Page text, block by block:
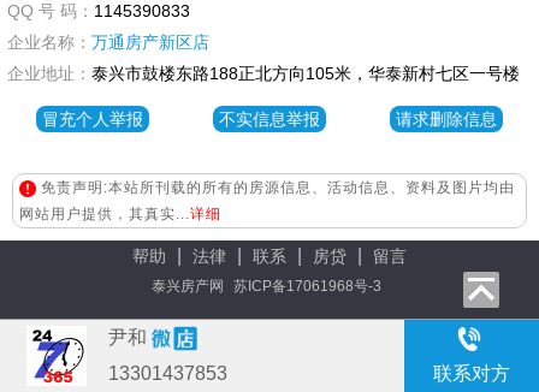
QQ 号 码： 1145390833
企业名称： 万通房产新区店
企业地址： 泰兴市鼓楼东路188正北方向105米，华泰新村七区一号楼
冒充个人举报 不实信息举报 请求删除信息
免责声明:本站所刊载的所有的房源信息、活动信息、资料及图片均由
网站用户提供，其真实...详细
帮助 法律 联系 房贷 留言
泰兴房产网 苏ICP备17061968号-3
尹和
13301437853
联系对方